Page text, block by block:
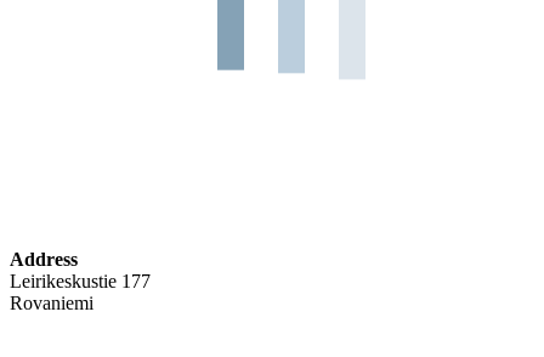
Address
Leirikeskustie 177
Rovaniemi